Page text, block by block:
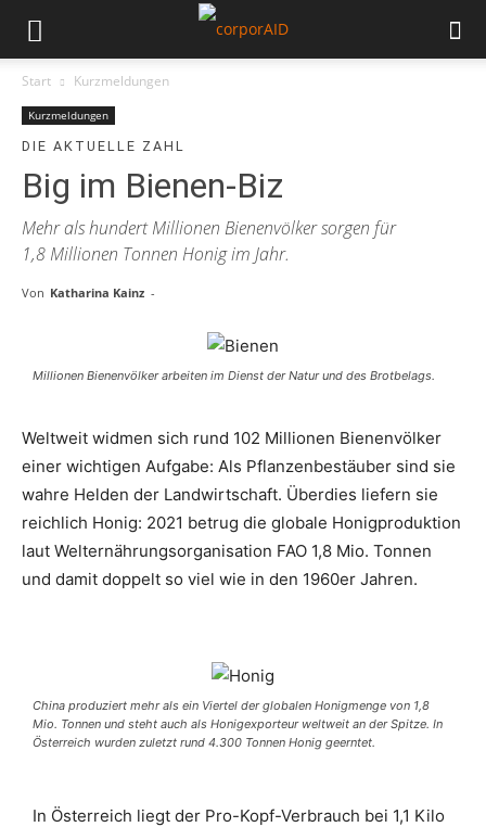
Start Kurzmeldungen
Kurzmeldungen
DIE AKTUELLE ZAHL
Big im Bienen-Biz
Mehr als hundert Millionen Bienenvölker sorgen für
1,8 Millionen Tonnen Honig im Jahr.
Von Katharina Kainz -
Millionen Bienenvölker arbeiten im Dienst der Natur und des Brotbelags.
Weltweit widmen sich rund 102 Millionen Bienenvölker
einer wichtigen Aufgabe: Als Pflanzenbestäuber sind sie
wahre Helden der Landwirtschaft. Überdies liefern sie
reichlich Honig: 2021 betrug die globale Honigproduktion
laut Welternährungsorganisation FAO 1,8 Mio. Tonnen
und damit doppelt so viel wie in den 1960er Jahren.
China produziert mehr als ein Viertel der globalen Honigmenge von 1,8
Mio. Tonnen und steht auch als Honigexporteur weltweit an der Spitze. In
Österreich wurden zuletzt rund 4.300 Tonnen Honig geerntet.
In Österreich liegt der Pro-Kopf-Verbrauch bei 1,1 Kilo